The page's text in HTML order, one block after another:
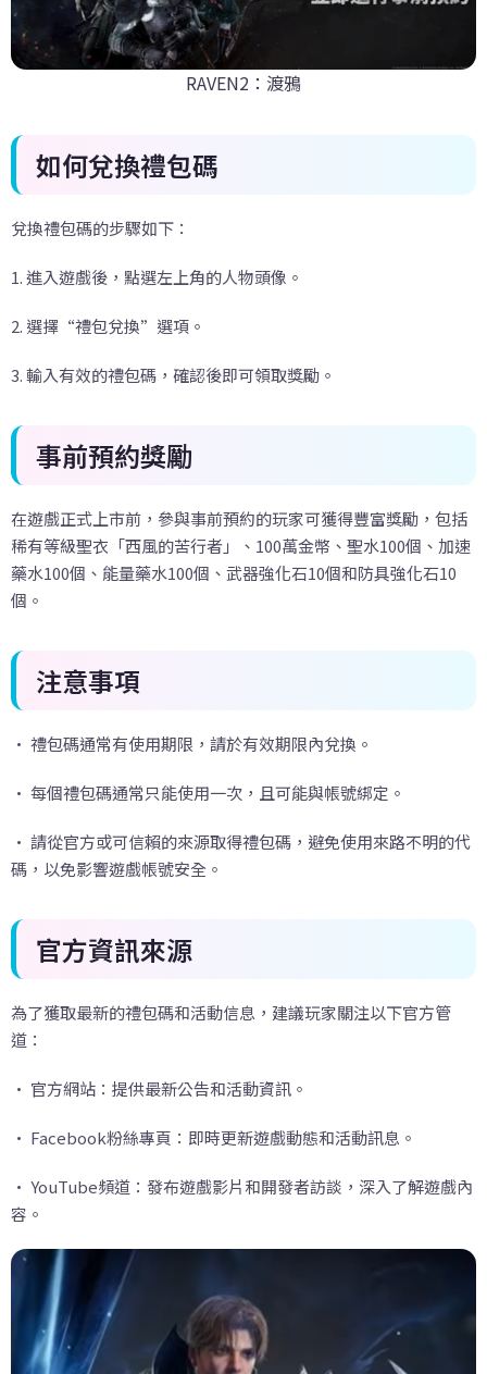
RAVEN2：渡鴉
如何兌換禮包碼
兌換禮包碼的步驟如下：
1. 進入遊戲後，點選左上角的人物頭像。
2. 選擇“禮包兌換”選項。
3. 輸入有效的禮包碼，確認後即可領取獎勵。
事前預約獎勵
在遊戲正式上市前，參與事前預約的玩家可獲得豐富獎勵，包括
稀有等級聖衣「西風的苦行者」、100萬金幣、聖水100個、加速
藥水100個、能量藥水100個、武器強化石10個和防具強化石10
個。
注意事項
• 禮包碼通常有使用期限，請於有效期限內兌換。
• 每個禮包碼通常只能使用一次，且可能與帳號綁定。
• 請從官方或可信賴的來源取得禮包碼，避免使用來路不明的代
碼，以免影響遊戲帳號安全。
官方資訊來源
為了獲取最新的禮包碼和活動信息，建議玩家關注以下官方管
道：
• 官方網站：提供最新公告和活動資訊。
• Facebook粉絲專頁：即時更新遊戲動態和活動訊息。
• YouTube頻道：發布遊戲影片和開發者訪談，深入了解遊戲內
容。